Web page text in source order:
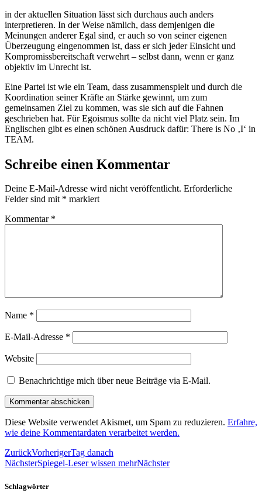
in der aktuellen Situation lässt sich durchaus auch anders
interpretieren. In der Weise nämlich, dass demjenigen die
Meinungen anderer Egal sind, er auch so von seiner eigenen
Überzeugung eingenommen ist, dass er sich jeder Einsicht und
Kompromissbereitschaft verwehrt – selbst dann, wenn er ganz
objektiv im Unrecht ist.
Eine Partei ist wie ein Team, dass zusammenspielt und durch die
Koordination seiner Kräfte an Stärke gewinnt, um zum
gemeinsamen Ziel zu kommen, was sie sich auf die Fahnen
geschrieben hat. Für Egoismus sollte da nicht viel Platz sein. Im
Englischen gibt es einen schönen Ausdruck dafür: There is No ‚I‘ in
TEAM.
Schreibe einen Kommentar
Deine E-Mail-Adresse wird nicht veröffentlicht. Erforderliche
Felder sind mit * markiert
Kommentar *
Name *
E-Mail-Adresse *
Website
Benachrichtige mich über neue Beiträge via E-Mail.
Diese Website verwendet Akismet, um Spam zu reduzieren. Erfahre,
wie deine Kommentardaten verarbeitet werden.
ZurückVorherigerTag danach
NächsterSpiegel-Leser wissen mehrNächster
Schlagwörter